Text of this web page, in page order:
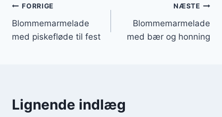
Indlægsnavigation
FORRIGE
Blommemarmelade
med piskefløde til fest
NÆSTE
Blommemarmelade
med bær og honning
Lignende indlæg